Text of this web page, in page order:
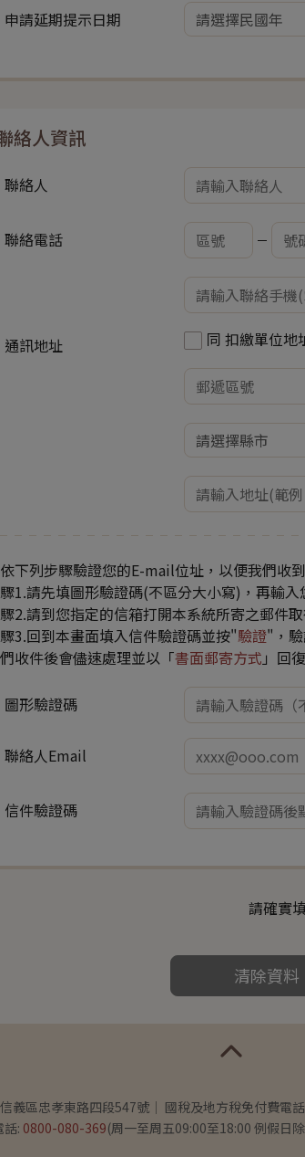
申請延期提示日期
絡人資訊
聯絡人
聯絡電話
通訊地址 同 扣繳單位地
下列步驟驗證您的E-mail位址，以便我們收
1.請先填圖形驗證碼(不區分大小寫)，再輸
2.請到您指定的信箱打開本系統所寄之郵件
3.回到本畫面填入信件驗證碼並按"驗證"，
收件後會儘速處理並以「書面郵寄方式 」回
圖形驗證碼
聯絡人Email
信件驗證碼
請確實
清除資料
義區忠孝東路四段547號 國稅及地方稅免付費電
: 0800-080-369(周一至周五09:00至18:00 例假日